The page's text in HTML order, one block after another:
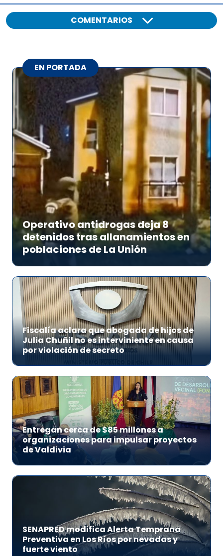
COMENTARIOS
EN PORTADA
Operativo antidrogas deja 8
detenidos tras allanamientos en
poblaciones de La Unión
Fiscalía aclara que abogada de hijos de
Julia Chuñil no es interviniente en causa
por violación de secreto
Entregan cerca de $85 millones a
organizaciones para impulsar proyectos
de Valdivia
SENAPRED modifica Alerta Temprana
Preventiva en Los Ríos por nevadas y
fuerte viento